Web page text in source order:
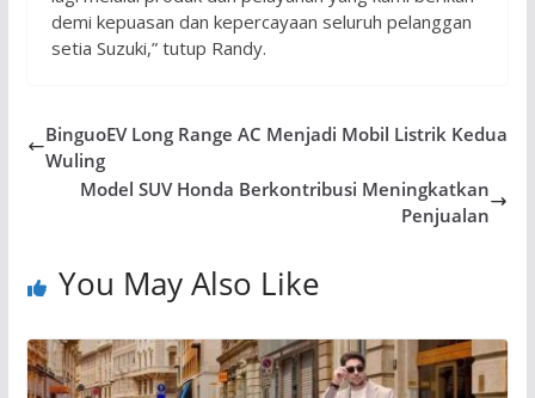
demi kepuasan dan kepercayaan seluruh pelanggan
setia Suzuki,” tutup Randy.
BinguoEV Long Range AC Menjadi Mobil Listrik Kedua
Wuling
Model SUV Honda Berkontribusi Meningkatkan
Penjualan
You May Also Like